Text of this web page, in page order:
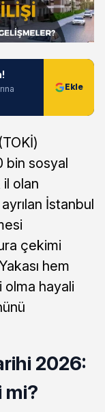
bin sosyal
olan
İstanbul
çekimi
hem
olma hayali
2026:
mi?